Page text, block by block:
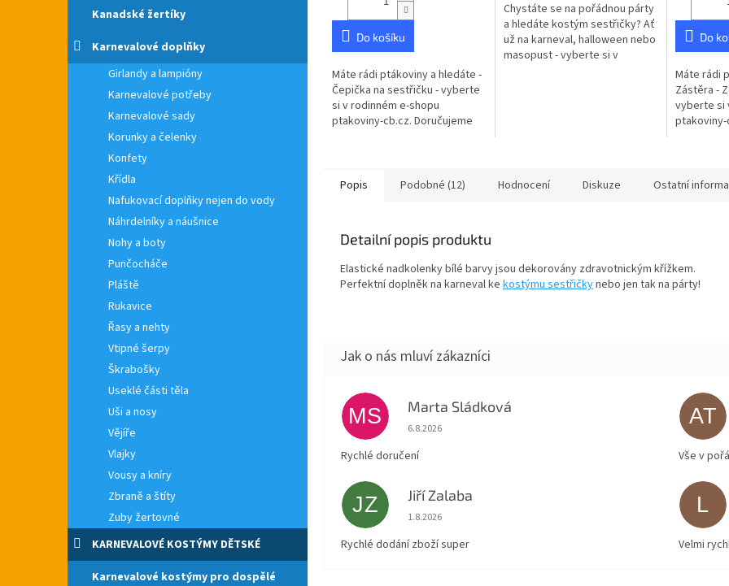
Kanadské žertíky
Karnevalové doplňky
Girlandy a lampióny
Karnevalové potřeby
Karnevalové sady
Korunky a čelenky
Konfety
Křídla
Nafukovací doplňky nejen do vody
Náhrdelníky a náušnice
Nohy a boty
Punčocháče
Pláště
Rukavice
Řasy a nehty
Vtipné šerpy
Škrabošky
Useklé části těla
Uši a nosy
Vějíře
Vlajky
Vousy a kníry
Zbraně a štíty
Zuby žertovné
KARNEVALOVÉ KOSTÝMY DĚTSKÉ
Karnevalové kostýmy pro dospělé
Do košíku
Máte rádi ptákoviny a hledáte -
Čepička na sestřičku - vyberte
si v rodinném e-shopu
ptakoviny-cb.cz. Doručujeme
z
5
hvězdiček.
Chystáte se na pořádnou párty
a hledáte kostým sestřičky? Ať
už na karneval, halloween nebo
masopust - vyberte si v
hvězdiček.
Do
Máte rádi
Zástěra -
vyberte si
ptakoviny-
Popis Podobné (12) Hodnocení Diskuze Ostatní
Detailní popis produktu
Elastické nadkolenky bílé barvy jsou dekorovány zdravotnickým křížkem.
Perfektní doplněk na karneval ke kostýmu sestřičkynebo jen tak na párty!
MS Marta Sládková
Hodnocení obchodu je 5 z 5 hvězdiček.
6.8.2026
Rychlé doručení
AT
Vše v
JZ Jiří Zalaba
Hodnocení obchodu je 5 z 5 hvězdiček.
1.8.2026
Rychlé dodání zboží super
L
Velmi